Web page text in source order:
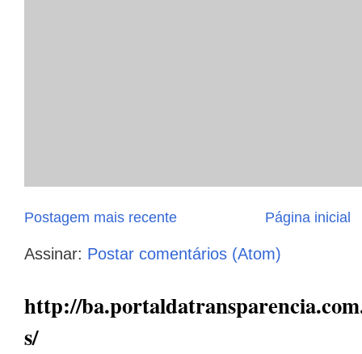
Postagem mais recente Página inicial
Assinar: Postar comentários (Atom)
http://
s/